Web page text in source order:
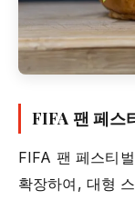
FIFA 팬 페스
FIFA 팬 페스티
확장하여, 대형